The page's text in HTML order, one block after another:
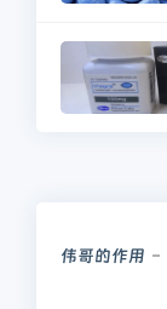
伟哥的作用